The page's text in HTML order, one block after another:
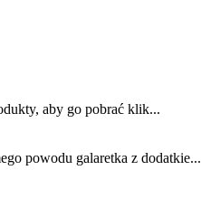
aby go pobrać klik...
powodu galaretka z dodatkie...